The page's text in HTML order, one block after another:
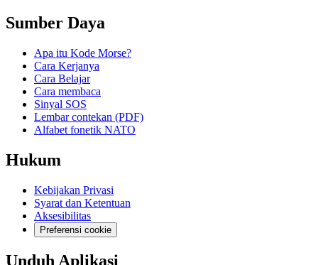
Sumber Daya
Apa itu Kode Morse?
Cara Kerjanya
Cara Belajar
Cara membaca
Sinyal SOS
Lembar contekan (PDF)
Alfabet fonetik NATO
Hukum
Kebijakan Privasi
Syarat dan Ketentuan
Aksesibilitas
Preferensi cookie
Unduh Aplikasi